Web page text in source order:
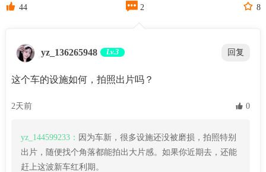
 44  2  8
yz_136265948 Lv.3 回复
这个车的设施如何，拍照出片吗？
2天前  0
yz_144599233：
因为车新，很多设施还没被磨损，拍照特别
出片，随便找个角落都能拍出大片感。如果你近期去，还能
赶上这波新车红利期。